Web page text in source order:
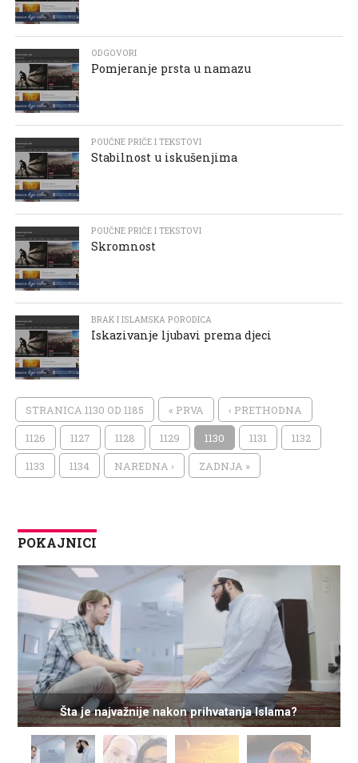
ODGOVORI
Pomjeranje prsta u namazu
POUČNE PRIČE I TEKSTOVI
Stabilnost u iskušenjima
POUČNE PRIČE I TEKSTOVI
Skromnost
BRAK I ISLAMSKA PORODICA
Iskazivanje ljubavi prema djeci
STRANICA 1130 OD 1185 « PRVA ‹ PRETHODNA
1126 1127 1128 1129 1130 1131 1132
1133 1134 NAREDNA › ZADNJA »
POKAJNICI
Šta je najvažnije nakon prihvatanja Islama?